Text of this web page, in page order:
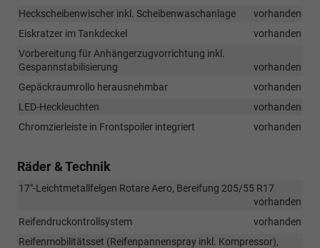
Heckscheibenwischer inkl. Scheibenwaschanlage
vorhanden
Eiskratzer im Tankdeckel
vorhanden
Vorbereitung für Anhängerzugvorrichtung inkl.
Gespannstabilisierung
vorhanden
Gepäckraumrollo herausnehmbar
vorhanden
LED-Heckleuchten
vorhanden
Chromzierleiste in Frontspoiler integriert
vorhanden
Räder & Technik
17"-Leichtmetallfelgen Rotare Aero, Bereifung 205/55 R17
vorhanden
Reifendruckontrollsystem
vorhanden
Reifenmobilitätsset (Reifenpannenspray inkl. Kompressor),